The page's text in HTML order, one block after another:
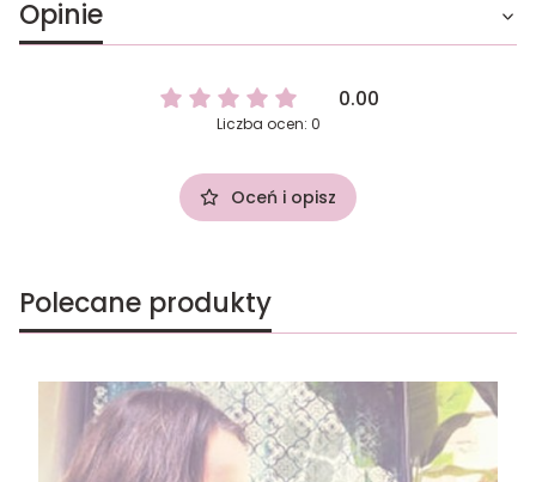
Opinie
0.00
Liczba ocen: 0
Oceń i opisz
Polecane produkty